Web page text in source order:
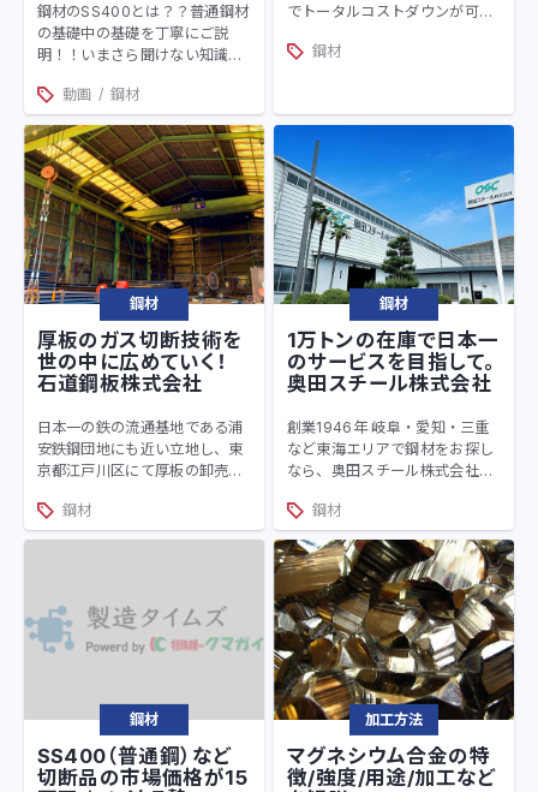
鋼材のSS400とは？？普通鋼材
の基礎中の基礎を丁寧にご説
明！！いまさら聞けない知識の
コラムよりご紹介します。
動画 鋼材
でトータルコストダウンが可能
にも有利な鋼材になります。ス
など加工方法についても解説し
ています。SUS304など一般的
なステンレスについても記載し
ています。
鋼材
鋼材
厚板のガス切断技術を
世の中に広めていく！
石道鋼板株式会社
日本一の鉄の流通基地である浦
安鉄鋼団地にも近い立地し、東
京都江戸川区にて厚板の卸売り/
年、56年を超える経験/実績を
持つ石道鋼板株式会社
鋼材
鋼材
1万トンの在庫で日本一
のサービスを目指して。
奥田スチール株式会社
創業1946年 岐阜・愛知・三重
など東海エリアで鋼材をお探し
なら、奥田スチール株式会社。
な在庫でお応えします。薄板厚
板はもちろん形鋼や条鋼、棒
鋼、特殊鋼、ステンレスなどの
非鉄金属まで。充実の加工設備
で、溶断・穴あけ・開先などあ
らゆる加工にもご対応していま
す。
鋼材
鋼材
SS400（普通鋼）など
切断品の市場価格が15
加工方法
マグネシウム合金の特
徴/強度/用途/加工など